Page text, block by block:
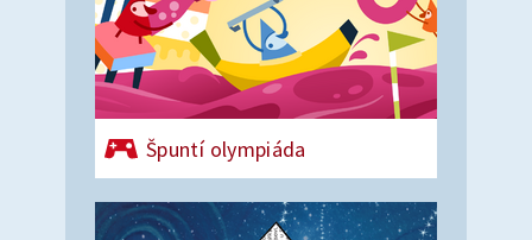
Špuntí olympiáda